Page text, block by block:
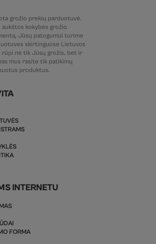
grožio prekių parduotuvė.
kokybės grožio
Jūsų patogumui turime
skirtinguose Lietuvos
rūpi ne tik Jūsų grožis, bet ir
mus rasite tik patikimų
produktus.
INTERNETU
FORMA